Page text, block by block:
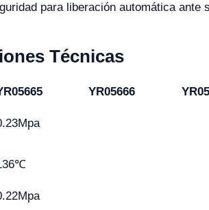
para liberación automática ante
Técnicas
YR05666